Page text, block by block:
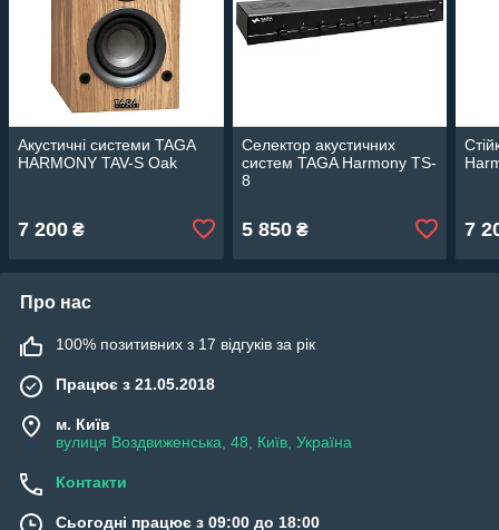
Акустичні системи TAGA
HARMONY TAV-S Oak
7 200 ₴
Селектор акустичних
систем TAGA Harmony TS-
8
5 850₴ 7
Про нас
100% позитивних з 17 відгуків за рік
Працює з 21.05.2018
м. Київ
вулиця Воздвиженська, 48, Київ, Україна
Контакти
Сьогодні працює з 09:00 до 18:00